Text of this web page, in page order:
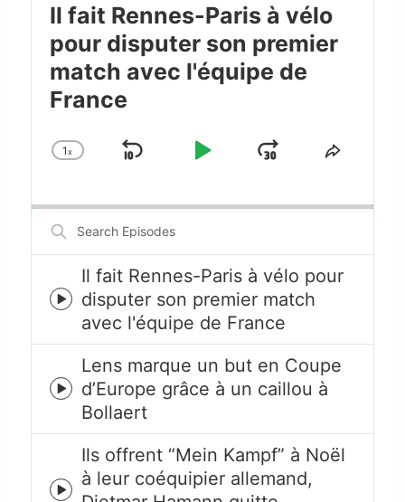
Il fait Rennes-Paris à vélo
pour disputer son premier
match avec l'équipe de
France
Change
1x
Skip
Play
JumpShare
Search
Episodes
Episode
play
icon
Il fait Rennes-Paris à vélo pour
disputer son premier match
avec l'équipe de France
Episode
play
icon
Lens marque un but en Coupe
d’Europe grâce à un caillou à
Bollaert
Episode
Ils offrent “Mein Kampf” à Noël
à leur coéquipier allemand,